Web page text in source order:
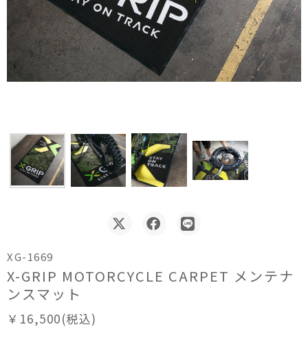
XG-1669
X-GRIP MOTORCYCLE CARPET メンテナ
ンスマット
￥16,500(税込)